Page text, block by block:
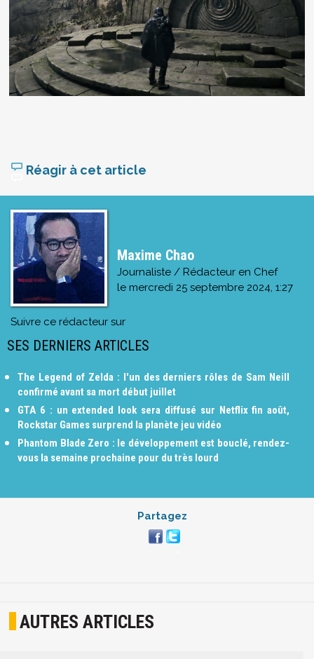
Réagir à cet article
Maxime Chao
Journaliste / Rédacteur en Chef
le mercredi 25 septembre 2024, 1:27
Suivre ce rédacteur sur
SES DERNIERS ARTICLES
The Legend of Zelda : l'un des derniers rôles de Sam Neill
confirmé avant sa mort début juillet
GTA 6 : un extended look sera diffusé sur Netflix fin août,
Rockstar Games surprend la planète jeu vidéo
Phantom Blade Zero : le développement est bouclé, rendez-
vous la semaine prochaine pour du très lourd
Partagez
AUTRES ARTICLES